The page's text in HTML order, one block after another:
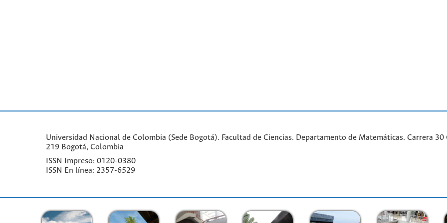
Universidad Nacional de Colombia (Sede Bogotá). Facultad de Ciencias. Departamento de Matemáticas. Carrera
219 Bogotá, Colombia
ISSN Impreso: 0120-0380
ISSN En línea: 2357-6529